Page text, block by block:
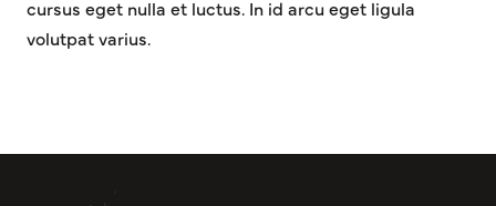
cursus eget nulla et luctus. In id arcu eget ligula
volutpat varius.